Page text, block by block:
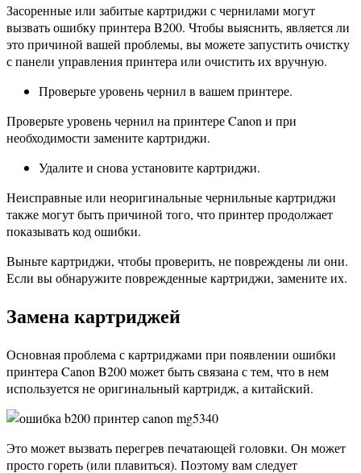
Засоренные или забитые картриджи с чернилами могут
вызвать ошибку принтера B200. Чтобы выяснить, является ли
это причиной вашей проблемы, вы можете запустить очистку
с панели управления принтера или очистить их вручную.
Проверьте уровень чернил в вашем принтере.
Проверьте уровень чернил на принтере Canon и при
необходимости замените картриджи.
Удалите и снова установите картриджи.
Неисправные или неоригинальные чернильные картриджи
также могут быть причиной того, что принтер продолжает
показывать код ошибки.
Выньте картриджи, чтобы проверить, не повреждены ли они.
Если вы обнаружите поврежденные картриджи, замените их.
Замена картриджей
Основная проблема с картриджами при появлении ошибки
принтера Canon B200 может быть связана с тем, что в нем
используется не оригинальный картридж, а китайский.
Это может вызвать перегрев печатающей головки. Он может
просто гореть (или плавиться). Поэтому вам следует